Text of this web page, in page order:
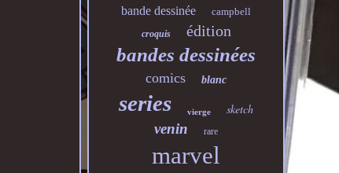
bande dessinée campbell
croquis édition
bandes dessinées
comics blanc
series vierge sketch
venin rare
marvel